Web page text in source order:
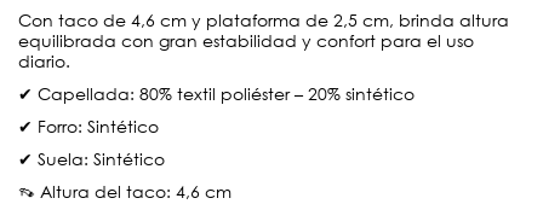
Con taco de 4,6 cm y plataforma de 2,5 cm, brinda altura
equilibrada con gran estabilidad y confort para el uso
diario.
✔ Capellada: 80% textil poliéster – 20% sintético
✔ Forro: Sintético
✔ Suela: Sintético
👡 Altura del taco: 4,6 cm